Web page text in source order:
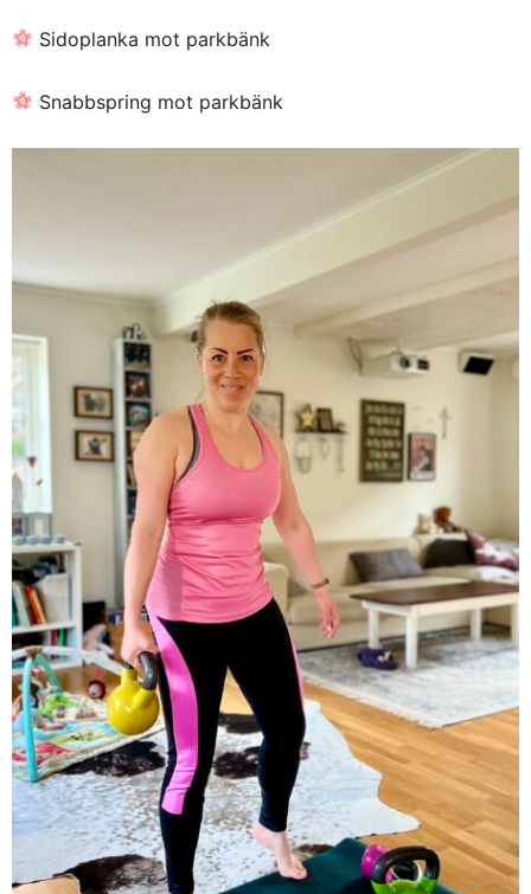
Sidoplanka mot parkbänk
Snabbspring mot parkbänk